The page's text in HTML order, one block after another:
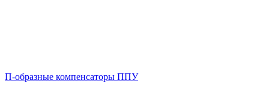
П-образные компенсаторы ППУ